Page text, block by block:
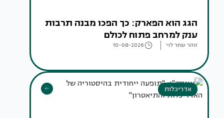
הגג הוא הפארק: כך הפכו מבנה תרבות
ענק למרחב פתוח לכולם
זוהר שחר לוי 10-08-2026
אדריכלות